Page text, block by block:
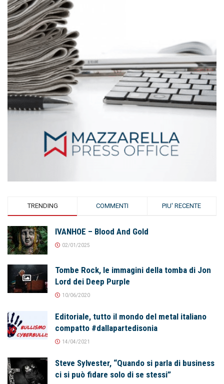
TRENDING COMMENTI PIU' RECENTE
IVANHOE – Blood And Gold
02/01/2025
Tombe Rock, le immagini della tomba di Jon
Lord dei Deep Purple
10/06/2020
Editoriale, tutto il mondo del metal italiano
compatto #dallapartedisonia
14/04/2021
Steve Sylvester, “Quando si parla di business
ci si può fidare solo di se stessi”